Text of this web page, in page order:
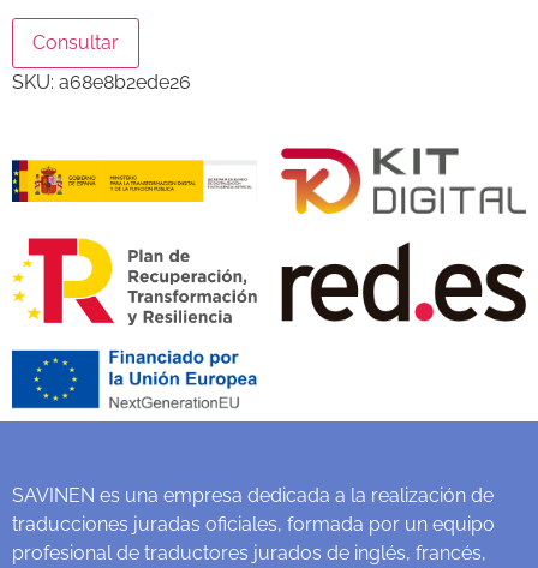
Consultar
SKU: a68e8b2ede26
SAVINEN es una empresa dedicada a la realización de
traducciones juradas oficiales, formada por un equipo
profesional de traductores jurados de inglés, francés,